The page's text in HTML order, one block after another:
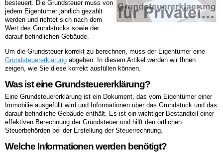
besteuert. Die Grundsteuer muss von
jedem Eigentümer jährlich gezahlt
werden und richtet sich nach dem
Wert des Grundstücks sowie der
darauf befindlichen Gebäude.
Um die Grundsteuer korrekt zu berechnen, muss der Eigentümer eine
Grundsteuererklärung abgeben. In diesem Artikel werden wir Ihnen
zeigen, wie Sie diese korrekt ausfüllen können.
Was ist eine Grundsteuererklärung?
Eine Grundsteuererklärung ist ein Dokument, das vom Eigentümer einer
Immobilie ausgefüllt wird und Informationen über das Grundstück und das
darauf befindliche Gebäude enthält. Es ist ein wichtiger Bestandteil einer
effektiven Berechnung der Grundsteuer und hilft den örtlichen
Steuerbehörden bei der Erstellung der Steuerrechnung.
Welche Informationen werden benötigt?